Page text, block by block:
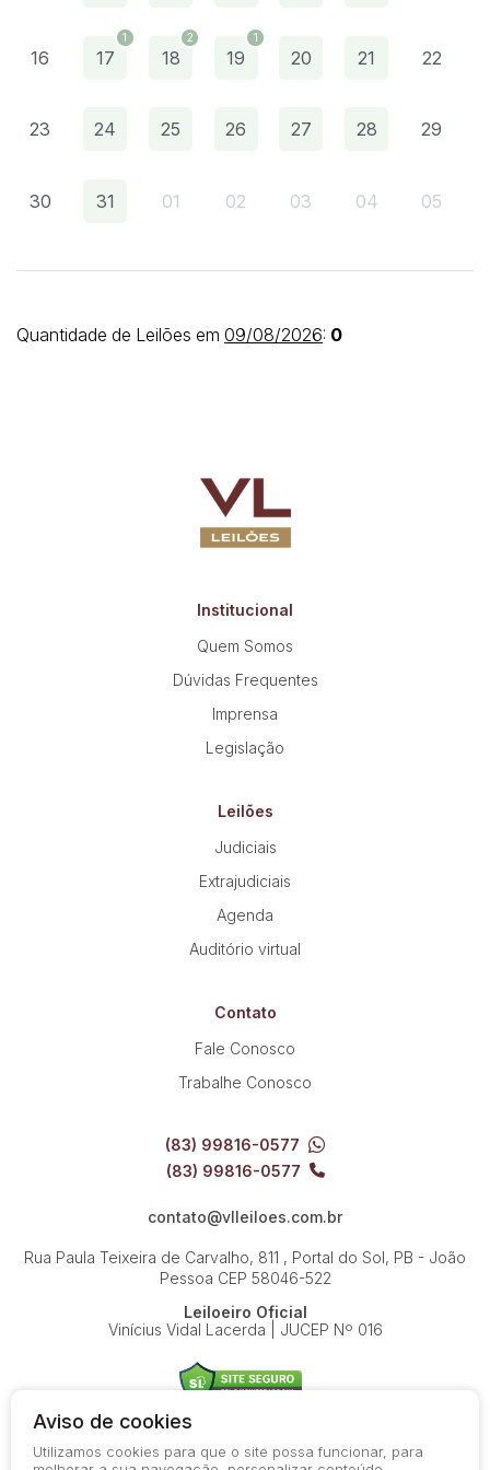
Pesquisar
16 17
1
18
2
19
1
20 21 22
23 24 25 26 27 28 29
30 31 01 02 03 04 05
Quantidade de Leilões em 09/08/2026: 0
Institucional
Quem Somos
Dúvidas Frequentes
Imprensa
Legislação
Leilões
Judiciais
Extrajudiciais
Agenda
Auditório virtual
Contato
Fale Conosco
Trabalhe Conosco
(83) 99816-0577
(83) 99816-0577
contato@vlleiloes.com.br
Rua Paula Teixeira de Carvalho, 811 , Portal do Sol, PB - João
Pessoa CEP 58046-522
Leiloeiro Oficial
Vinícius Vidal Lacerda | JUCEP Nº 016
© 2026-present - Todos os direitos reservados
Aviso de cookies
Utilizamos cookies para que o site possa funcionar, para